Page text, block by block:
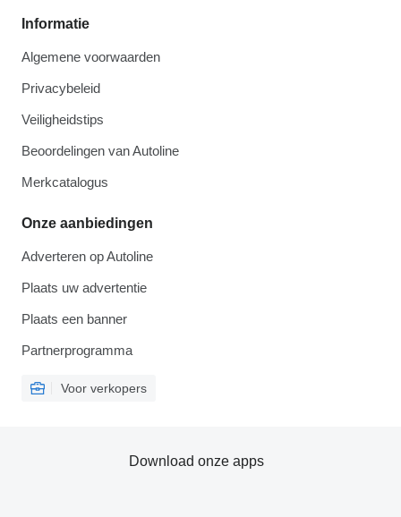
Informatie
Algemene voorwaarden
Privacybeleid
Veiligheidstips
Beoordelingen van Autoline
Merkcatalogus
Onze aanbiedingen
Adverteren op Autoline
Plaats uw advertentie
Plaats een banner
Partnerprogramma
Voor verkopers
Download onze apps